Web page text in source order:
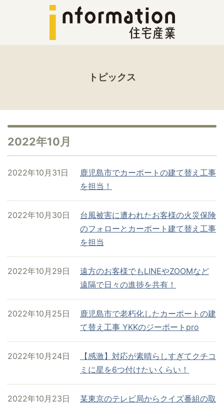
トピックス
2022年10月
鹿児島市でカーポートの建て替え工事
を担当！
2022年10月31日
台風被害に遭われたお客様の火災保険
のフォローとカーポート建て替え工事
を担当
2022年10月30日
遠方のお客様でもLINEやZOOMなど
遠隔で日々の進捗を共有！
2022年10月29日
鹿児島市で老朽化したカーポートの建
て替え工事 YKKのジーポートpro
2022年10月25日
【感激】対応が素晴らしすぎてクチコ
ミに星を6つ付けたいくらい！
2022年10月24日
某東京のテレビ局からクイズ番組の取
2022年10月23日